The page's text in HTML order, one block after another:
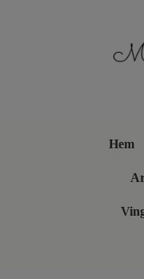
Hem